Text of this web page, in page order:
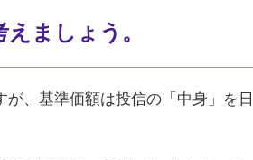
ましょう。
、基準価額は投信の「中身」を